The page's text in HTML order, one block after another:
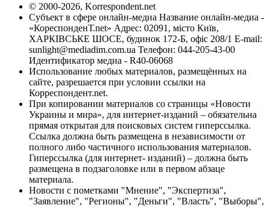
© 2000-2026, Korrespondent.net
Субъект в сфере онлайн-медиа Название онлайн-медиа -
«КореспонденТ.net» Адрес: 02091, місто Київ,
ХАРКІВСЬКЕ ШОСЕ, будинок 172-Б, офіс 208/1 E-mail:
sunlight@mediadim.com.ua Телефон: 044-205-43-00
Идентификатор медиа - R40-06068
Использование любых материалов, размещённых на
сайте, разрешается при условии ссылки на
Корреспондент.net.
При копировании материалов со страницы «Новости
Украины и мира», для интернет-изданий – обязательна
прямая открытая для поисковых систем гиперссылка.
Ссылка должна быть размещена в независимости от
полного либо частичного использования материалов.
Гиперссылка (для интернет- изданий) – должна быть
размещена в подзаголовке или в первом абзаце
материала.
Новости с пометками "Мнение", "Экспертиза",
"Заявление", "Регионы", "Деньги", "Власть", "Выборы",